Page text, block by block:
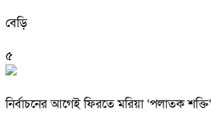
বেড়ি
৫
নির্বাচনের আগেই ফিরতে মরিয়া ‘পলাতক শক্তি’